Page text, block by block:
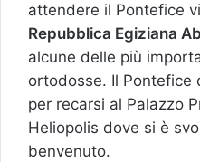
attendere il Pontefice
Repubblica Egiziana
alcune delle più
ortodosse. Il Pontefice
per recarsi al Palazzo
Heliopolis dove si è
benvenuto.